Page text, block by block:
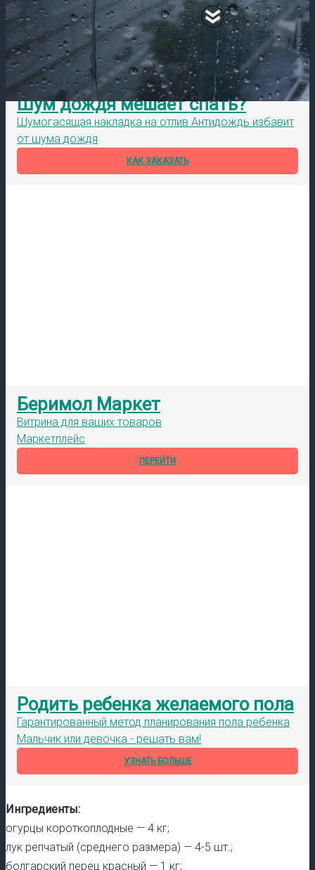
Шум дождя мешает спать?
Шумогасящая накладка на отлив Антидождь избавит
от шума дождя
КАК ЗАКАЗАТЬ
Беримол Маркет
Витрина для ваших товаров
Маркетплейс
ПЕРЕЙТИ
Родить ребенка желаемого пола
Гарантированный метод планирования пола ребенка
Мальчик или девочка - решать вам!
УЗНАТЬ БОЛЬШЕ
Ингредиенты:
огурцы короткоплодные — 4 кг;
лук репчатый (среднего размера) — 4-5 шт.;
болгарский перец красный — 1 кг;